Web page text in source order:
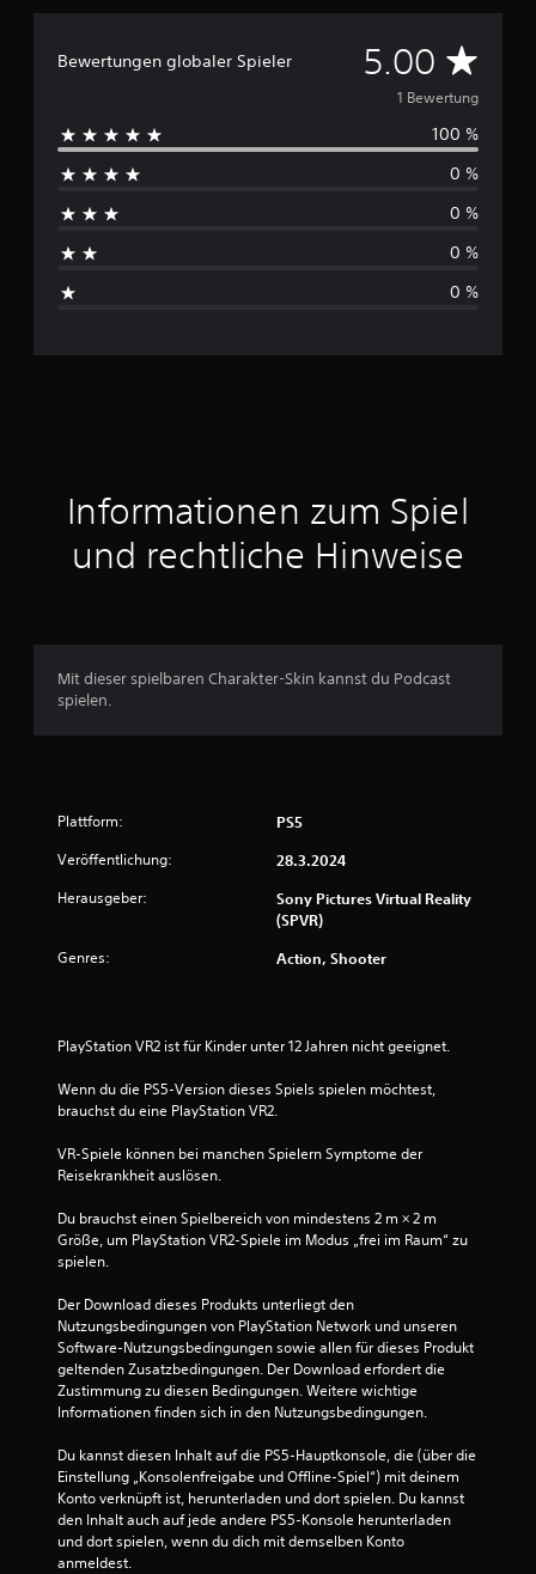
Bewertungen globaler Spieler 5.00 D
u
r
c
h
s
h
t
t
i
c
w
t
:
1
o
n
S
1 Bewertung
100 %
0 %
0 %
0 %
0 %
Informationen zum Spiel
und rechtliche Hinweise
Mit dieser spielbaren Charakter-Skin kannst du Podcast
spielen.
Plattform: PS5
Veröffentlichung: 28.3.2024
Herausgeber:
Sony Pictures Virtual Reality
(SPVR)
Genres: Action, Shooter
PlayStation VR2 ist für Kinder unter 12 Jahren nicht geeignet.
Wenn du die PS5-Version dieses Spiels spielen möchtest,
brauchst du eine PlayStation VR2.
VR-Spiele können bei manchen Spielern Symptome der
Reisekrankheit auslösen.
Du brauchst einen Spielbereich von mindestens 2 m × 2 m
Größe, um PlayStation VR2-Spiele im Modus „frei im Raum“ zu
spielen.
Der Download dieses Produkts unterliegt den
Nutzungsbedingungen von PlayStation Network und unseren
Software-Nutzungsbedingungen sowie allen für dieses Produkt
geltenden Zusatzbedingungen. Der Download erfordert die
Zustimmung zu diesen Bedingungen. Weitere wichtige
Informationen finden sich in den Nutzungsbedingungen.
Du kannst diesen Inhalt auf die PS5-Hauptkonsole, die (über die
Einstellung „Konsolenfreigabe und Offline-Spiel“) mit deinem
Konto verknüpft ist, herunterladen und dort spielen. Du kannst
den Inhalt auch auf jede andere PS5-Konsole herunterladen
und dort spielen, wenn du dich mit demselben Konto
anmeldest.